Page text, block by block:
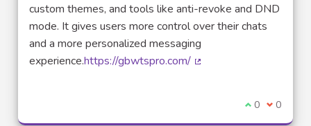
custom themes, and tools like anti-revoke and DND
mode. It gives users more control over their chats
and a more personalized messaging
experience.https://gbwtspro.com/
Je suis
0 Je ne
0